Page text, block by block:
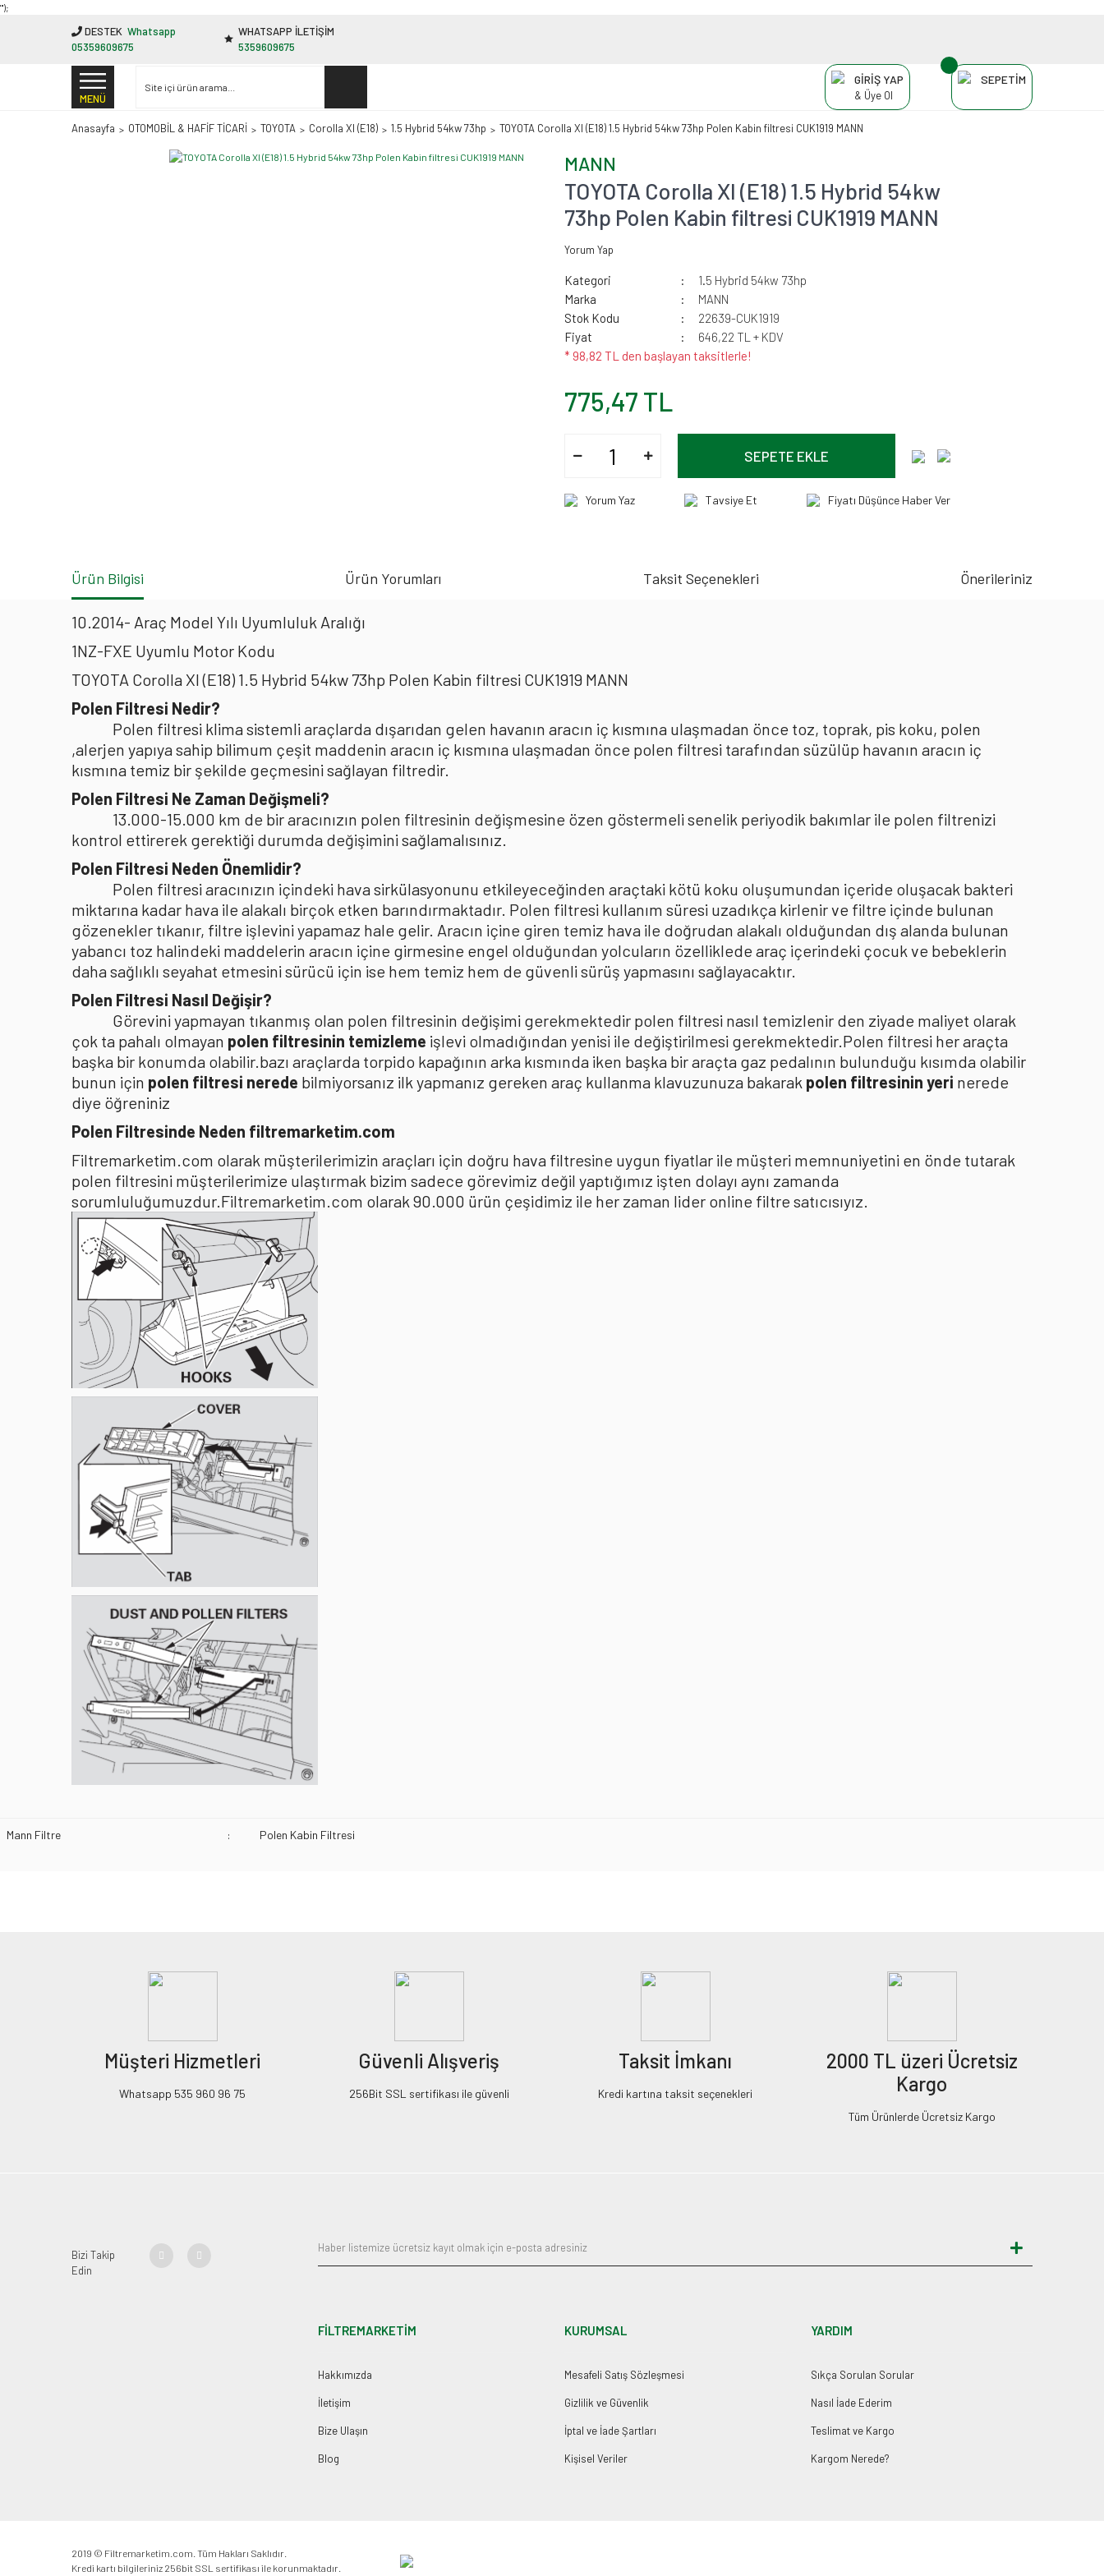
"');
DESTEK Whatsapp
05359609675
WHATSAPP İLETİŞİM
5359609675
MENÜ
GİRİŞ YAP
& Üye Ol
SEPETİM
Anasayfa OTOMOBİL & HAFİF TİCARİ TOYOTA Corolla XI (E18) 1.5 Hybrid 54kw 73hp TOYOTA Corolla XI (E18) 1.5 Hybrid 54kw 73hp Polen Kabin filtresi CUK1919 MANN
MANN
TOYOTA Corolla XI (E18) 1.5 Hybrid 54kw
73hp Polen Kabin filtresi CUK1919 MANN
Yorum Yap
Kategori
1.5 Hybrid 54kw 73hp
Marka
MANN
Stok Kodu
22639-CUK1919
Fiyat
646,22 TL + KDV
* 98,82 TL den başlayan taksitlerle!
775,47 TL
SEPETE EKLE
Yorum Yaz Tavsiye Et Fiyatı Düşünce Haber Ver
Ürün Bilgisi Ürün Yorumları Taksit Seçenekleri Önerileriniz
10.2014- Araç Model Yılı Uyumluluk Aralığı
1NZ-FXE Uyumlu Motor Kodu
TOYOTA Corolla XI (E18) 1.5 Hybrid 54kw 73hp Polen Kabin filtresi CUK1919 MANN
Polen Filtresi Nedir?
Polen filtresi klima sistemli araçlarda dışarıdan gelen havanın aracın iç kısmına ulaşmadan önce toz, toprak, pis koku, polen
,alerjen yapıya sahip bilimum çeşit maddenin aracın iç kısmına ulaşmadan önce polen filtresi tarafından süzülüp havanın aracın iç
kısmına temiz bir şekilde geçmesini sağlayan filtredir.
Polen Filtresi Ne Zaman Değişmeli?
13.000-15.000 km de bir aracınızın polen filtresinin değişmesine özen göstermeli senelik periyodik bakımlar ile polen filtrenizi
kontrol ettirerek gerektiği durumda değişimini sağlamalısınız.
Polen Filtresi Neden Önemlidir?
Polen filtresi aracınızın içindeki hava sirkülasyonunu etkileyeceğinden araçtaki kötü koku oluşumundan içeride oluşacak bakteri
miktarına kadar hava ile alakalı birçok etken barındırmaktadır. Polen filtresi kullanım süresi uzadıkça kirlenir ve filtre içinde bulunan
gözenekler tıkanır, filtre işlevini yapamaz hale gelir. Aracın içine giren temiz hava ile doğrudan alakalı olduğundan dış alanda bulunan
yabancı toz halindeki maddelerin aracın içine girmesine engel olduğundan yolcuların özelliklede araç içerindeki çocuk ve bebeklerin
daha sağlıklı seyahat etmesini sürücü için ise hem temiz hem de güvenli sürüş yapmasını sağlayacaktır.
Polen Filtresi Nasıl Değişir?
Görevini yapmayan tıkanmış olan polen filtresinin değişimi gerekmektedir polen filtresi nasıl temizlenir den ziyade maliyet olarak
çok ta pahalı olmayan polen filtresinin temizleme işlevi olmadığından yenisi ile değiştirilmesi gerekmektedir.Polen filtresi her araçta
başka bir konumda olabilir.bazı araçlarda torpido kapağının arka kısmında iken başka bir araçta gaz pedalının bulunduğu kısımda olabilir
bunun için polen filtresi nerede bilmiyorsanız ilk yapmanız gereken araç kullanma klavuzunuza bakarak polen filtresinin yeri nerede
diye öğreniniz
Polen Filtresinde Neden filtremarketim.com
Filtremarketim.com olarak müşterilerimizin araçları için doğru hava filtresine uygun fiyatlar ile müşteri memnuniyetini en önde tutarak
polen filtresini müşterilerimize ulaştırmak bizim sadece görevimiz değil yaptığımız işten dolayı aynı zamanda
sorumluluğumuzdur.Filtremarketim.com olarak 90.000 ürün çeşidimiz ile her zaman lider online filtre satıcısıyız.
Mann Filtre : Polen Kabin Filtresi
Müşteri Hizmetleri
Whatsapp 535 960 96 75
Güvenli Alışveriş
256Bit SSL sertifikası ile güvenli
Taksit İmkanı
Kredi kartına taksit seçenekleri
2000 TL üzeri Ücretsiz
Kargo
Tüm Ürünlerde Ücretsiz Kargo
Bizi Takip
Edin
FİLTREMARKETİM
Hakkımızda
İletişim
Bize Ulaşın
Blog
KURUMSAL
Mesafeli Satış Sözleşmesi
Gizlilik ve Güvenlik
İptal ve İade Şartları
Kişisel Veriler
YARDIM
Sıkça Sorulan Sorular
Nasıl İade Ederim
Teslimat ve Kargo
Kargom Nerede?
2019 © Filtremarketim.com. Tüm Hakları Saklıdır.
Kredi kartı bilgileriniz 256bit SSL sertifikası ile korunmaktadır.